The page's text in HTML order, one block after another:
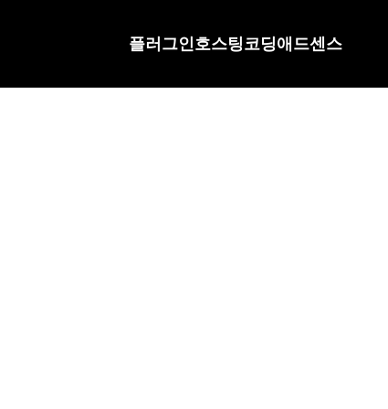
플러그인호스팅코딩애드센스